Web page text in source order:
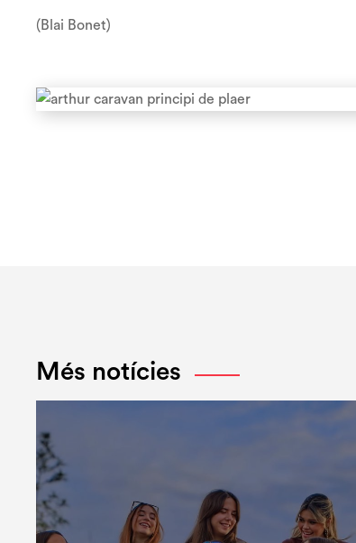
(Blai Bonet)
Més notícies